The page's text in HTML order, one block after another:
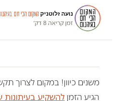
נועה זלוטניק·המקום הכי חם
זמן קריאה 8 דק׳
משנים כיוון! במקום לצרוך
הגיע הזמן להשקיע בעיתונות